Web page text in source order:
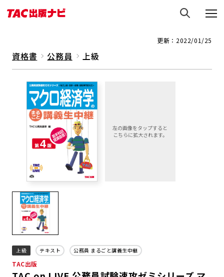
更新：2022/01/25
資格書 公務員 上級
上級 テキスト 公務員 まるごと講義生中継
TAC出版